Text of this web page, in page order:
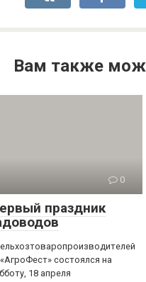
Вам также
0
праздник
состоялся на
18 апреля